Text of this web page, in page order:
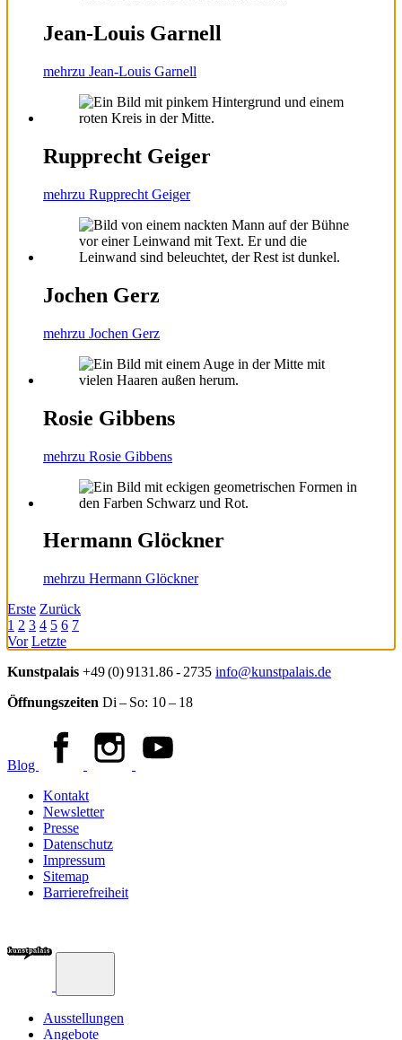
Jean-Louis Garnell
mehrzu Jean-Louis Garnell
Rupprecht Geiger
mehrzu Rupprecht Geiger
Jochen Gerz
mehrzu Jochen Gerz
Rosie Gibbens
mehrzu Rosie Gibbens
Hermann Glöckner
mehrzu Hermann Glöckner
Erste Zurück
1 2 3 4 5 6 7
Vor Letzte
Kunstpalais +49 (0) 9131.86 - 2735 info@kunstpalais.de
Öffnungszeiten Di – So: 10 – 18
Blog
Kontakt
Newsletter
Presse
Datenschutz
Impressum
Sitemap
Barrierefreiheit
Ausstellungen
Angebote